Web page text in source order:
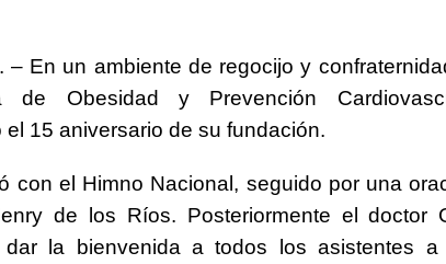
encabezado por la procuradora Yeni Berenice Reynoso
se acelera o parece saltarse latidos
SALUD
y capacitación sanitaria a La Vega
SALUD
acusado de agredir agentes durante operativo en Hato Mayor
– En un ambiente de regocijo y
de Obesidad y Prevención
el 15 aniversario de su fundación.
con el Himno Nacional, seguido por una
de los Ríos. Posteriormente el doctor
dar la bienvenida a todos los asistentes